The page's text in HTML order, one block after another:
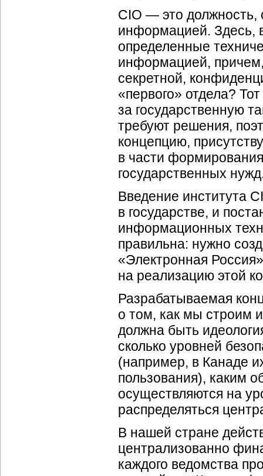
CIO — это должность,
информацией. Здесь,
определенные
информацией,
секретной,
«первого» отдела?
за государственную
требуют решения,
концепцию,
в части
государственных
Введение института
в государстве, и
информационных
правильна: нужно
«Электронная
на реализацию этой
Разрабатываемая
о том, как мы строим
должна быть
сколько уровней
(например, в Канаде
пользования), каким
осуществляются на
распределяться
В нашей стране
централизованно
каждого ведомства